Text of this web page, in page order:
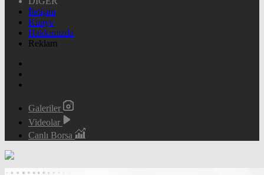
İletişim
Künye
Hakkımızda
Reklam
Galeriler
Videolar
Canlı Borsa